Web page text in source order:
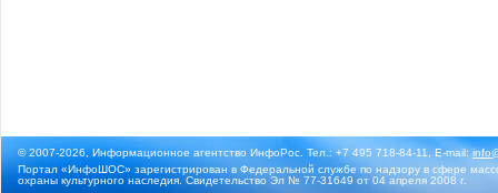
© 2007-2026, Информационное агентство ИнфоРос. Тел.: +7 495 718-84-11, E-mail:
Портал «ИнфоШОС» зарегистрирован в Федеральной службе по надзору в сфере
охраны культурного наследия. Свидетельство Эл № 77-31649 от 04 апреля 2008 г.